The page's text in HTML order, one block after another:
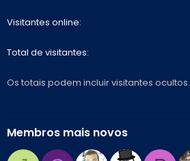
Visitantes online
Total de visitantes
Os totais podem incluir visitantes ocultos.
Membros mais novos